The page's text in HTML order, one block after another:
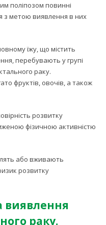
поліпозом повинні
з метою виявлення в них
їжу, що містить
перебувають у групі
раку.
фруктів, овочів, а також
розвитку
фізичною активністю
або вживають
розвитку
виявлення
раку.